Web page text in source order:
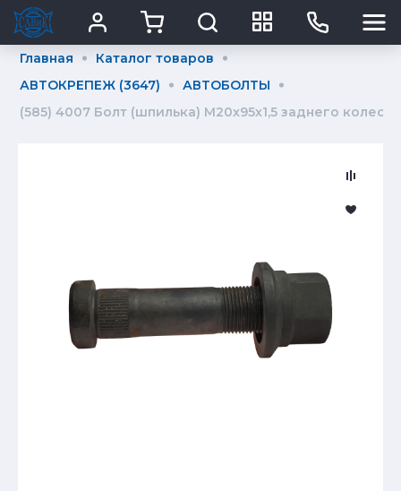
Главная
Каталог товаров
АВТОКРЕПЕЖ (3647)
АВТОБОЛТЫ
(585) 4007 Болт (шпилька) М20х95х1,5 заднего